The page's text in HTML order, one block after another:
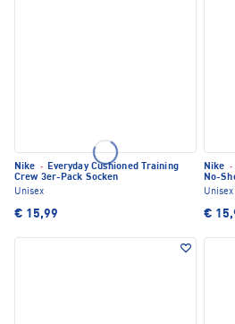
Nike · Everyday Cushioned Training
Crew 3er-Pack Socken
Unisex
€ 15,99
Nike ·
No-
Unisex
€